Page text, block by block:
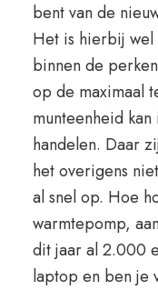
bent van de
Het is hierbij wel
binnen de
op de maximaal
munteenheid
handelen. Daar
het overigens
al snel op. Hoe
warmtepomp,
dit jaar al 2.000
laptop en ben je